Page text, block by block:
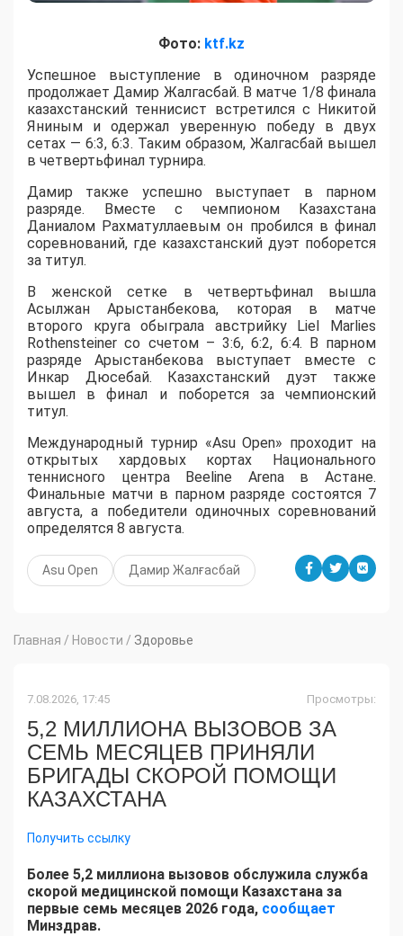
Фото: ktf.kz
Успешное выступление в одиночном разряде
продолжает Дамир Жалгасбай. В матче 1/8 финала
казахстанский теннисист встретился с Никитой
Яниным и одержал уверенную победу в двух
сетах — 6:3, 6:3. Таким образом, Жалгасбай вышел
в четвертьфинал турнира.
Дамир также успешно выступает в парном
разряде. Вместе с чемпионом Казахстана
Даниалом Рахматуллаевым он пробился в финал
соревнований, где казахстанский дуэт поборется
за титул.
В женской сетке в четвертьфинал вышла
Асылжан Арыстанбекова, которая в матче
второго круга обыграла австрийку Liel Marlies
Rothensteiner со счетом – 3:6, 6:2, 6:4. В парном
разряде Арыстанбекова выступает вместе с
Инкар Дюсебай. Казахстанский дуэт также
вышел в финал и поборется за чемпионский
титул.
Международный турнир «Asu Open» проходит на
открытых хардовых кортах Национального
теннисного центра Beeline Arena в Астане.
Финальные матчи в парном разряде состоятся 7
августа, а победители одиночных соревнований
определятся 8 августа.
Asu Open Дамир Жалғасбай
Главная / Новости / Здоровье
7.08.2026, 17:45 Просмотры:
5,2 МИЛЛИОНА ВЫЗОВОВ ЗА
СЕМЬ МЕСЯЦЕВ ПРИНЯЛИ
БРИГАДЫ СКОРОЙ ПОМОЩИ
КАЗАХСТАНА
Получить ссылку
Более 5,2 миллиона вызовов обслужила служба
скорой медицинской помощи Казахстана за
первые семь месяцев 2026 года, сообщает
Минздрав.